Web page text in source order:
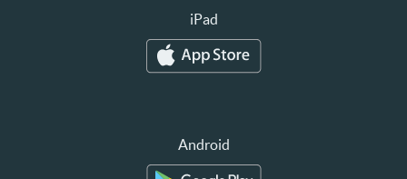
iPad
Android